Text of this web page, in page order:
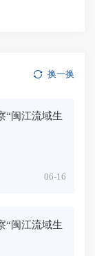
换一换
“闽江流域生
06-16
“闽江流域生